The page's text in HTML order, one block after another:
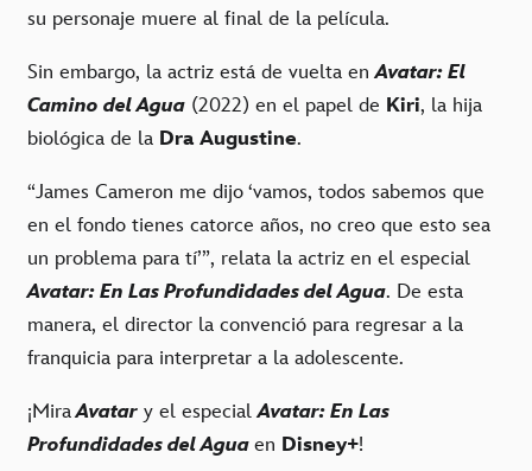
su personaje muere al final de la película.
Sin embargo, la actriz está de vuelta enAvatar: El
Camino del Agua (2022) en el papel de Kiri, la hija
biológica de la Dra Augustine.
“James Cameron me dijo ‘vamos, todos sabemos que
en el fondo tienes catorce años, no creo que esto sea
un problema para tí’”, relata la actriz en el especial
Avatar: En Las Profundidades del Agua. De esta
manera, el director la convenció para regresar a la
franquicia para interpretar a la adolescente.
¡MiraAvatar y el especialAvatar: En Las
Profundidades del Agua en Disney+!